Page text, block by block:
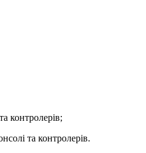
контролерів;
та контролерів.